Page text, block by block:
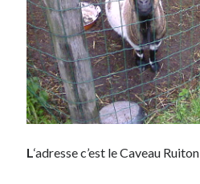
L‘adresse c’est le Caveau Ruiton